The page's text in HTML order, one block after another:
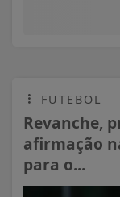
FUTEBOL
Revanche,
afirmação
para o...